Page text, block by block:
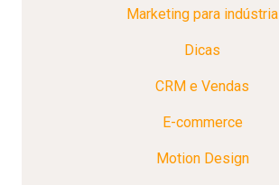
Marketing para indústria
Dicas
CRM e Vendas
E-commerce
Motion Design